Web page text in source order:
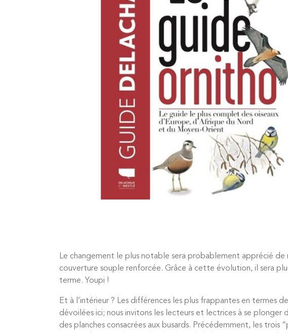
Le changement le plus notable sera probablement apprécié
couverture souple renforcée. Grâce à cette évolution, il sera
terme. Youpi !
Et à l’intérieur ? Les différences les plus frappantes en termes
dévoilées ici; nous invitons les lecteurs et lectrices à se
des planches consacrées aux busards. Précédemment, les